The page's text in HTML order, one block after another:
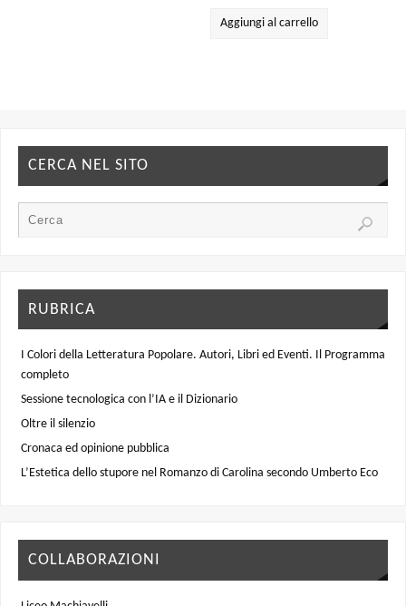
Aggiungi al carrello
CERCA NEL SITO
RUBRICA
I Colori della Letteratura Popolare. Autori, Libri ed Eventi. Il Programma
completo
Sessione tecnologica con l’IA e il Dizionario
Oltre il silenzio
Cronaca ed opinione pubblica
L’Estetica dello stupore nel Romanzo di Carolina secondo Umberto Eco
COLLABORAZIONI